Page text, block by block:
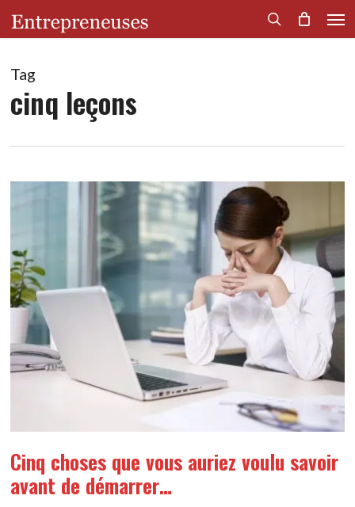
content
search
Tag
cinq leçons
Cinq choses que vous auriez voulu savoir
avant de démarrer…